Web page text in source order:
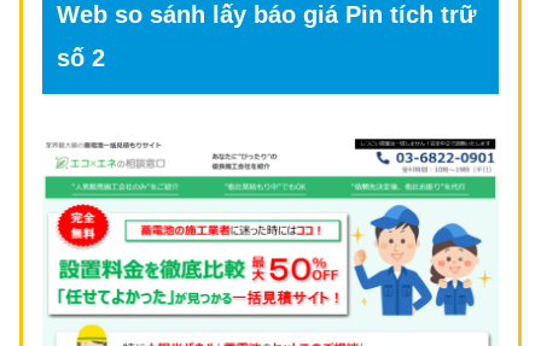
Web so sánh lấy báo giá Pin tích trữ
số 2